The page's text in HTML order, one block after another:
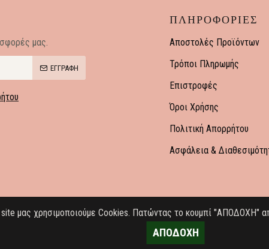
μας.
ΕΓΓΡΑΦΗ
ΠΛΗΡΟΦΟΡΙΕΣ
Αποστολές Προϊόντων
Τρόποι Πληρωμής
Επιστροφές
Όροι Χρήσης
Πολιτική Απορρήτου
Ασφάλεια &
All Rights Reserved.
ΑΠΟΔΟΧΗ
site μας χρησιμοποιούμε Cookies. Πατώντας το κουμπί